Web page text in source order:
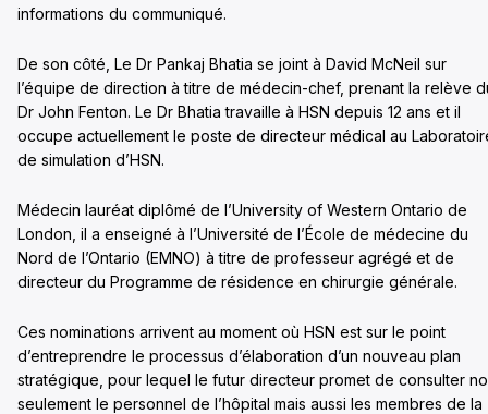
informations du communiqué.
De son côté, Le Dr Pankaj Bhatia se joint à David McNeil sur
l’équipe de direction à titre de médecin-chef, prenant la relève
Dr John Fenton. Le Dr Bhatia travaille à HSN depuis 12 ans et il
occupe actuellement le poste de directeur médical au
de simulation d’HSN.
Médecin lauréat diplômé de l’University of Western Ontario de
London, il a enseigné à l’Université de l’École de médecine du
Nord de l’Ontario (EMNO) à titre de professeur agrégé et de
directeur du Programme de résidence en chirurgie générale.
Ces nominations arrivent au moment où HSN est sur le point
d’entreprendre le processus d’élaboration d’un nouveau plan
stratégique, pour lequel le futur directeur promet de consulter
seulement le personnel de l’hôpital mais aussi les membres de la